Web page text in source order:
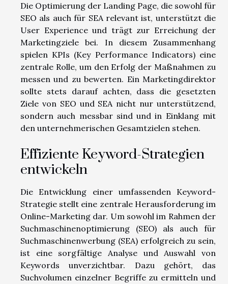
Die Optimierung der Landing Page, die sowohl für
SEO als auch für SEA relevant ist, unterstützt die
User Experience und trägt zur Erreichung der
Marketingziele bei. In diesem Zusammenhang
spielen KPIs (Key Performance Indicators) eine
zentrale Rolle, um den Erfolg der Maßnahmen zu
messen und zu bewerten. Ein Marketingdirektor
sollte stets darauf achten, dass die gesetzten
Ziele von SEO und SEA nicht nur unterstützend,
sondern auch messbar sind und in Einklang mit
den unternehmerischen Gesamtzielen stehen.
Effiziente Keyword-Strategien
entwickeln
Die Entwicklung einer umfassenden Keyword-
Strategie stellt eine zentrale Herausforderung im
Online-Marketing dar. Um sowohl im Rahmen der
Suchmaschinenoptimierung (SEO) als auch für
Suchmaschinenwerbung (SEA) erfolgreich zu sein,
ist eine sorgfältige Analyse und Auswahl von
Keywords unverzichtbar. Dazu gehört, das
Suchvolumen einzelner Begriffe zu ermitteln und